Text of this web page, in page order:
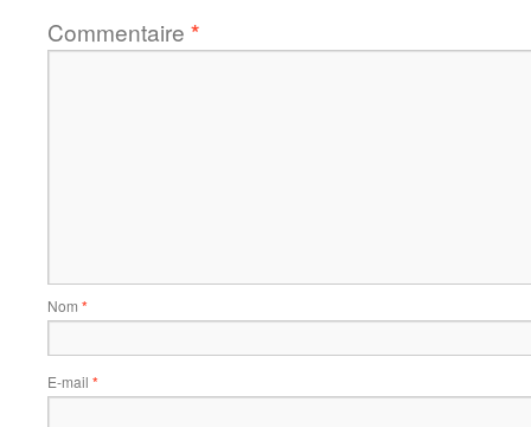
Commentaire *
Nom *
E-mail *